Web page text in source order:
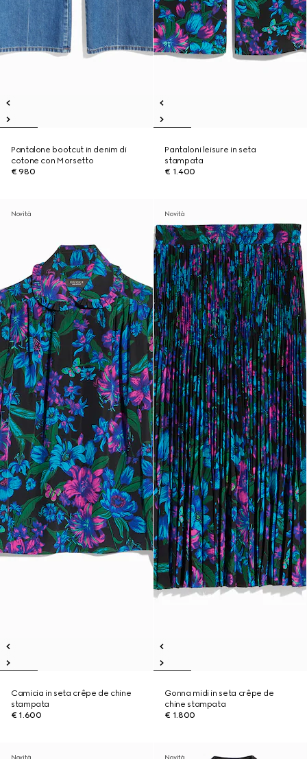
Pantalone bootcut in denim di
cotone con Morsetto
€ 980
Pantaloni leisure in seta
stampata
€ 1.400
Novità
Camicia in seta crêpe de chine
stampata
€ 1.600
Novità
Gonna midi in seta crêpe de
chine stampata
€ 1.800
Novità Novità